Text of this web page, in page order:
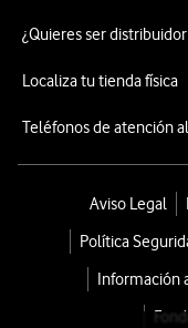
¿Quieres ser
Localiza tu tienda física
Teléfonos de atención
Aviso Legal
Política
Información